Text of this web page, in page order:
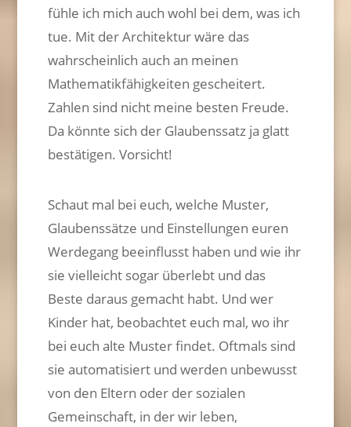
fühle ich mich auch wohl bei dem, was ich
tue. Mit der Architektur wäre das
wahrscheinlich auch an meinen
Mathematikfähigkeiten gescheitert.
Zahlen sind nicht meine besten Freude.
Da könnte sich der Glaubenssatz ja glatt
bestätigen. Vorsicht!
Schaut mal bei euch, welche Muster,
Glaubenssätze und Einstellungen euren
Werdegang beeinflusst haben und wie ihr
sie vielleicht sogar überlebt und das
Beste daraus gemacht habt. Und wer
Kinder hat, beobachtet euch mal, wo ihr
bei euch alte Muster findet. Oftmals sind
sie automatisiert und werden unbewusst
von den Eltern oder der sozialen
Gemeinschaft, in der wir leben,